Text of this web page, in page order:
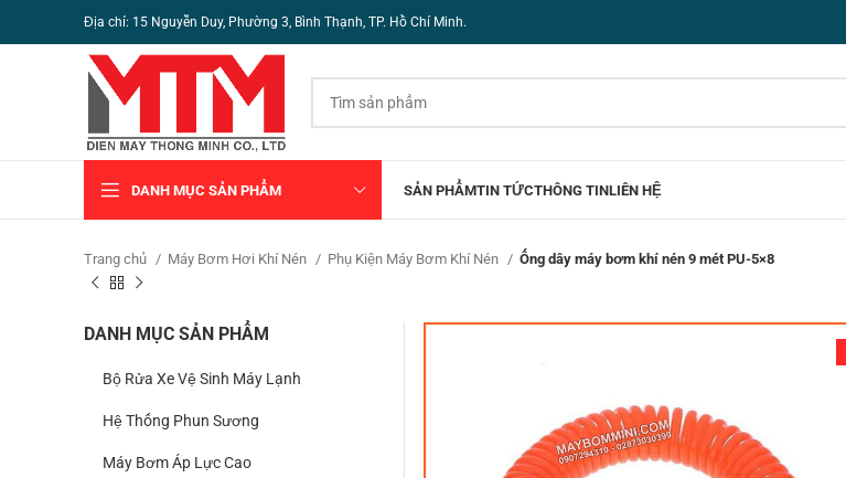
Địa chỉ: 15 Nguyễn Duy, Phường 3, Bình Thạnh, TP. Hồ Chí Minh.
DANH MỤC SẢN PHẨM SẢN PHẨMTIN TỨCTHÔNG TINLIÊN HỆ
Trang chủ Máy Bơm Hơi Khí Nén Phụ Kiện Máy Bơm Khí Nén Ống dây máy bơm khí nén 9 mét PU-5×8
DANH MỤC SẢN PHẨM
Bộ Rửa Xe Vệ Sinh Máy Lạnh
Hệ Thống Phun Sương
Máy Bơm Áp Lực Cao